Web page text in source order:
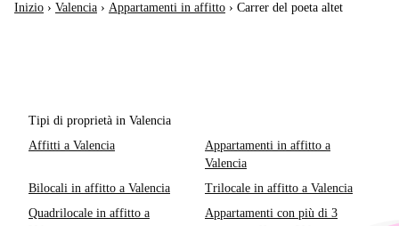
Inizio › Valencia › Appartamenti in affitto › Carrer del poeta altet
Tipi di proprietà in Valencia
Affitti a Valencia
Appartamenti in affitto a
Valencia
Bilocali in affitto a Valencia
Trilocale in affitto a Valencia
Quadrilocale in affitto a
Appartamenti con più di 3